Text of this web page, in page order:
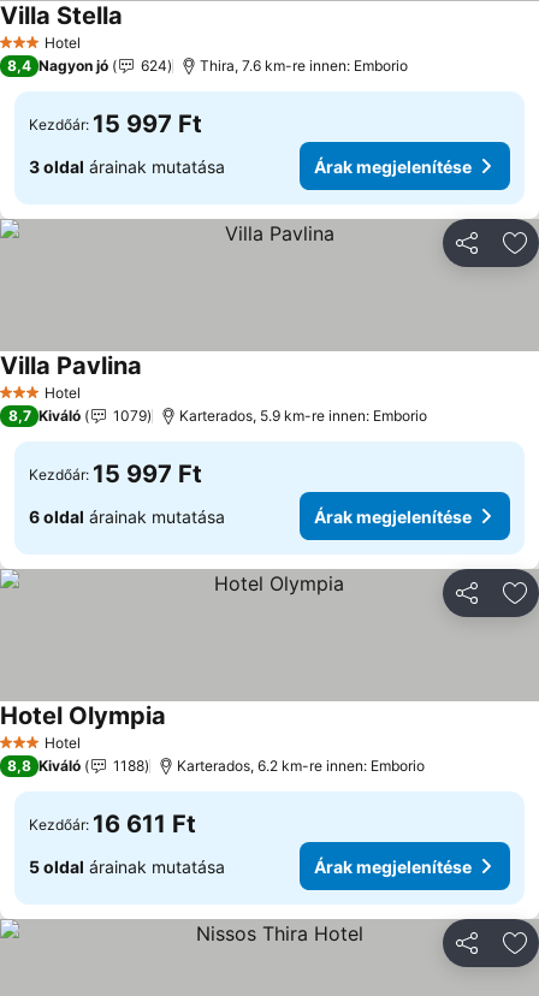
3 Kategória
Hotel
Villa Stella
8,4 Nagyon jó 624 Thira, 7.6 km-re innen: Emborio
Kezdőár: 15 997 Ft
3 oldal árainak mutatása Árak megjelenítése
3 Kategória
Hotel
Villa Pavlina
8,7 Kiváló 1079 Karterados, 5.9 km-re innen: Emborio
Kezdőár: 15 997 Ft
6 oldal árainak mutatása Árak megjelenítése
3 Kategória
Hotel
Hotel Olympia
8,8 Kiváló 1188 Karterados, 6.2 km-re innen: Emborio
Kezdőár: 16 611 Ft
5 oldal árainak mutatása Árak megjelenítése